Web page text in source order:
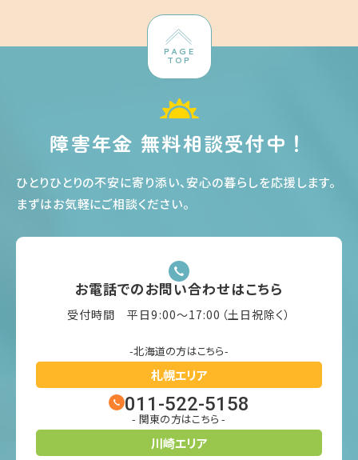
PAGE
TOP
障害年金 無料相談受付中！
ひとりひとりの不安に寄り添い、安心の暮らしを応援します。
まずはお気軽にご相談ください。
お電話でのお問い合わせはこちら
受付時間 平日9:00〜17:00（土日祝除く）
-北海道の方はこちら-
札幌エリア
011-522-5158
- 関東の方はこちら -
川崎エリア